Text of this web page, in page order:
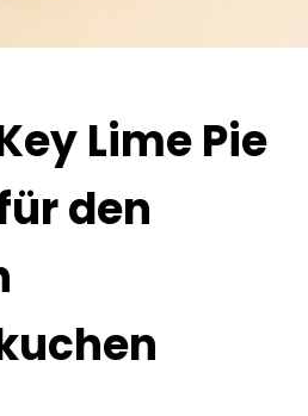
Lime Pie
den